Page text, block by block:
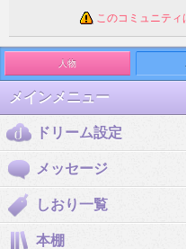
このコミュニテ
人物
メインメニュー
ドリーム設定
メッセージ
しおり一覧
本棚